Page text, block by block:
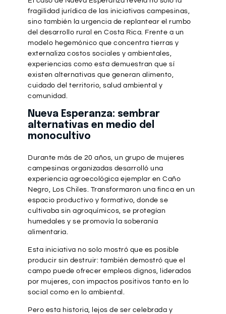
fragilidad jurídica de las iniciativas campesinas,
sino también la urgencia de replantear el rumbo
del desarrollo rural en Costa Rica. Frente a un
modelo hegemónico que concentra tierras y
externaliza costos sociales y ambientales,
experiencias como esta demuestran que sí
existen alternativas que generan alimento,
cuidado del territorio, salud ambiental y
comunidad.
Nueva Esperanza: sembrar
alternativas en medio del
monocultivo
Durante más de 20 años, un grupo de mujeres
campesinas organizadas desarrolló una
experiencia agroecológica ejemplar en Caño
Negro, Los Chiles. Transformaron una finca en un
espacio productivo y formativo, donde se
cultivaba sin agroquímicos, se protegían
humedales y se promovía la soberanía
alimentaria.
Esta iniciativa no solo mostró que es posible
producir sin destruir: también demostró que el
campo puede ofrecer empleos dignos, liderados
por mujeres, con impactos positivos tanto en lo
social como en lo ambiental.
Pero esta historia, lejos de ser celebrada y